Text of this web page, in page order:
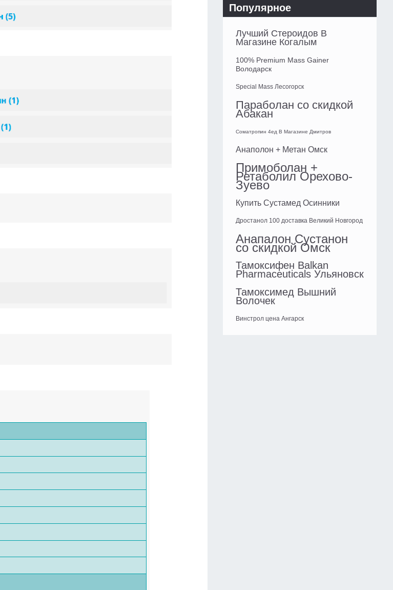
Популярное
Лучший Стероидов В
Магазине Когалым
100% Premium Mass Gainer
Володарск
Special Mass Лесогорск
Параболан со скидкой
Абакан
Cоматропин 4ед В Магазине Дмитров
Анаполон + Метан Омск
Примоболан +
Ретаболил Орехово-
Зуево
Купить Сустамед Осинники
Дростанол 100 доставка Великий Новгород
Анапалон Сустанон
со скидкой Омск
Тамоксифен Balkan
Pharmaceuticals Ульяновск
Тамоксимед Вышний
Волочек
Винстрол цена Ангарск